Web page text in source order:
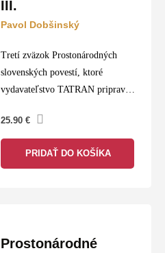
III.
Pavol Dobšinský
Tretí zväzok Prostonárodných
slovenských povestí, ktoré
vydavateľstvo TATRAN pripravilo
výročia svojho založenia, je
zavŕšením edície pripravenej
Eugenom Paulinym v roku 1958.
25.90€
PRIDAŤ DO KOŠÍKA
Prostonárodné